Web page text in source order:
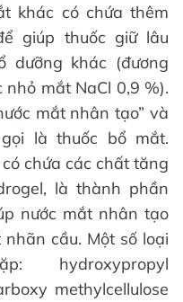
khác có chứa thêm
giúp thuốc giữ lâu
khác (đương
mắt NaCl 0,9 %).
mắt nhân tạo” và
là thuốc bổ mắt.
chứa các chất tăng
là thành phần
nước mắt nhân tạo
cầu. Một số loại
hydroxypropyl
methylcellulose